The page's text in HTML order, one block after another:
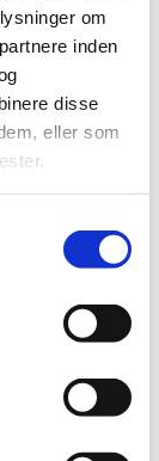
om
inden
disse
eller som